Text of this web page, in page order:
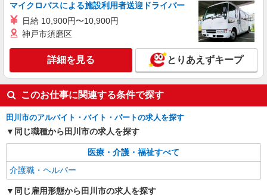
マイクロバスによる施設利用者送迎ドライバー
日給 10,900円〜10,900円
神戸市須磨区
詳細を見る とりあえずキープ
このお仕事に関連する条件で探す
田川市のアルバイト・バイト・パートの求人を探す
同じ職種から田川市の求人を探す
医療・介護・福祉すべて
介護職・ヘルパー
同じ雇用形態から田川市の求人を探す